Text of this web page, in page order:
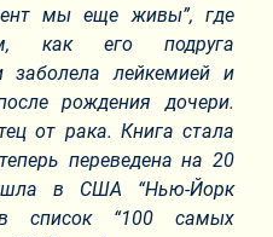
мы еще живы”, где
как его подруга
заболела лейкемией и
рождения дочери.
от рака. Книга стала
переведена на 20
в США “Нью-Йорк
список “100 самых